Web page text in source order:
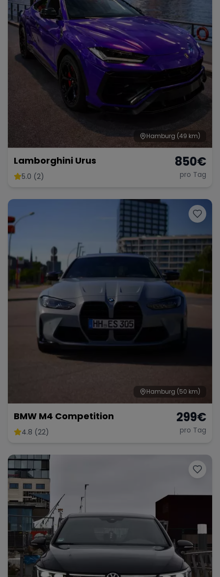
Hamburg (49 km)
Lamborghini Urus
5.0 (2)
850€
pro Tag
Hamburg (50 km)
BMW M4 Competition
4.8 (22)
299€
pro Tag